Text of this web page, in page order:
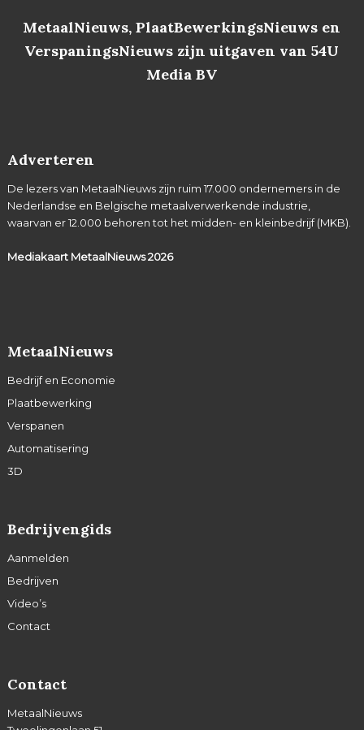
MetaalNieuws, PlaatBewerkingsNieuws en
VerspaningsNieuws zijn uitgaven van 54U
Media BV
Adverteren
De lezers van MetaalNieuws zijn ruim 17.000 ondernemers in de
Nederlandse en Belgische metaalverwerkende industrie,
waarvan er 12.000 behoren tot het midden- en kleinbedrijf (MKB).
Mediakaart MetaalNieuws2026
MetaalNieuws
Bedrijf en Economie
Plaatbewerking
Verspanen
Automatisering
3D
Bedrijvengids
Aanmelden
Bedrijven
Video’s
Contact
Contact
MetaalNieuws